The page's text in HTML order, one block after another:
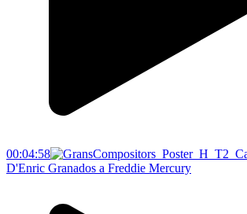
00:04:58
D'Enric Granados a Freddie Mercury